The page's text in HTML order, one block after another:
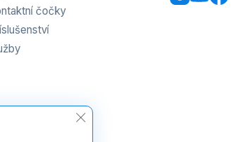
čočky
Zavřít cookie lištu GDPR